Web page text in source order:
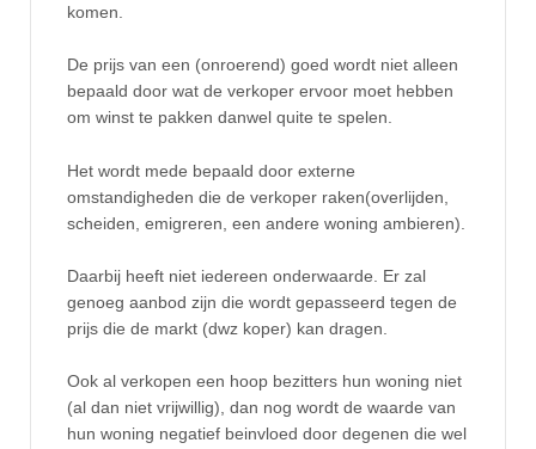
komen.
De prijs van een (onroerend) goed wordt niet alleen
bepaald door wat de verkoper ervoor moet hebben
om winst te pakken danwel quite te spelen.
Het wordt mede bepaald door externe
omstandigheden die de verkoper raken(overlijden,
scheiden, emigreren, een andere woning ambieren).
Daarbij heeft niet iedereen onderwaarde. Er zal
genoeg aanbod zijn die wordt gepasseerd tegen de
prijs die de markt (dwz koper) kan dragen.
Ook al verkopen een hoop bezitters hun woning niet
(al dan niet vrijwillig), dan nog wordt de waarde van
hun woning negatief beinvloed door degenen die wel